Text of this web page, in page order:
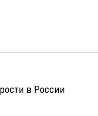
в России